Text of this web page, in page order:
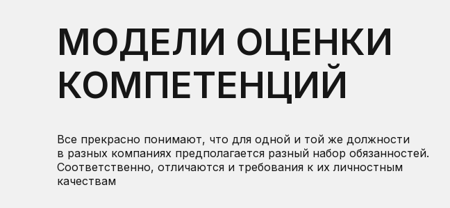
МОДЕЛИ ОЦЕНКИ
КОМПЕТЕНЦИЙ
Все прекрасно понимают, что для одной и той же должности
в разных компаниях предполагается разный набор обязанностей.
Соответственно, отличаются и требования к их личностным
качествам